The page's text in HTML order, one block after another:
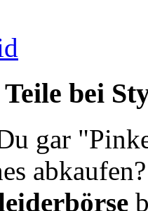
Teile bei
gar